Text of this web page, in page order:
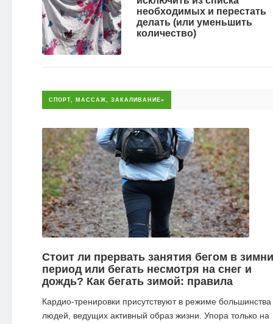
необходимых и перестать
делать (или уменьшить
количество)
СПОРТ, МАССАЖ, ЗАКАЛИВАНИЕ»
Стоит ли прервать занятия бегом в
период или бегать несмотря на снег и
дождь? Как бегать зимой: правила
Кардио-тренировки присутствуют в режиме большинства
людей, ведущих активный образ жизни. Упора только на